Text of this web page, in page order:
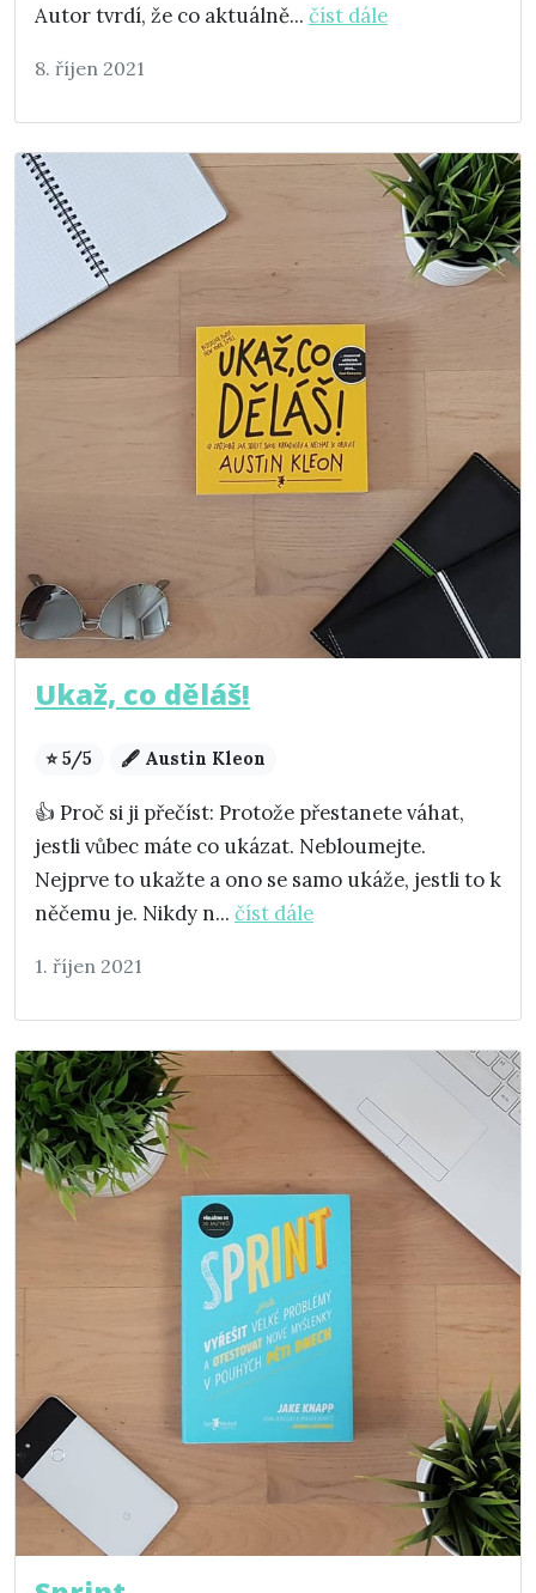
Autor tvrdí, že co aktuálně... číst dále
8. říjen 2021
Ukaž, co děláš!
⭐ 5/5 🖋️ Austin Kleon
👍 Proč si ji přečíst: Protože přestanete váhat,
jestli vůbec máte co ukázat. Nebloumejte.
Nejprve to ukažte a ono se samo ukáže, jestli to k
něčemu je. Nikdy n... číst dále
1. říjen 2021